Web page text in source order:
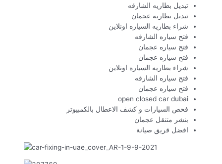
تبديل بطاريه الشارقه
تبديل بطاريه عجمان
شراء بطاريه السياره اونلاين
فتح سياره الشارقه
فتح سياره عجمان
فتح سياره عجمان
شراء بطاريه السياره اونلاين
فتح سياره الشارقه
فتح سياره عجمان
open closed car dubai
فحص السيارات و كشف الاعطال بالكمبيوتر
بنشر متنقل عجمان
افضل قريق صيانة